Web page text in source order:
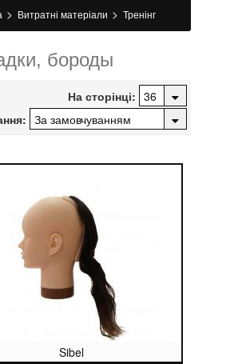
> Витратні матеріали > Тренінг
бороды
На сторінці:
Sibel